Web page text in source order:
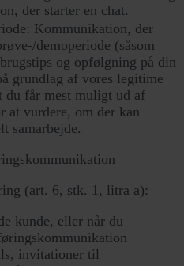
der starter en chat.
Kommunikation, der
demoperiode (såsom
og opfølgning på din
grundlag af vores legitime
du får mest muligt ud af
at vurdere, om der kan
samarbejde.
(art. 6, stk. 1, litra a):
kunde, eller når du
invitationer til